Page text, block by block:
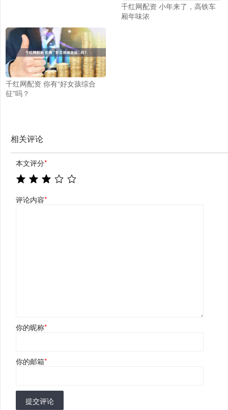
千红网配资 小年来了，高铁车
厢年味浓
千红网配资 你有“好女孩综合
征”吗？
相关评论
本文评分*
评论内容*
你的昵称*
你的邮箱*
提交评论